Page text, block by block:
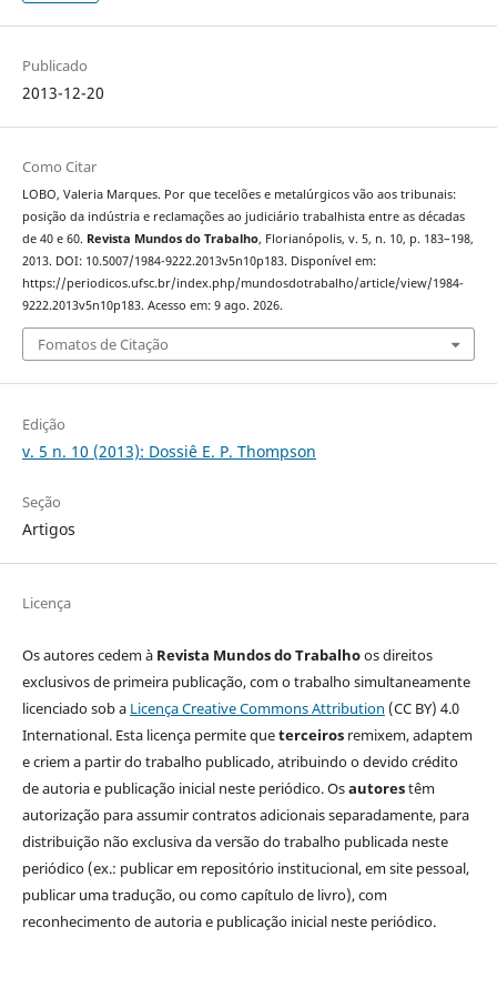
Publicado
2013-12-20
Como Citar
LOBO, Valeria Marques. Por que tecelões e metalúrgicos vão aos tribunais:
posição da indústria e reclamações ao judiciário trabalhista entre as décadas
de 40 e 60. Revista Mundos do Trabalho, Florianópolis, v. 5, n. 10, p. 183–198,
2013. DOI: 10.5007/1984-9222.2013v5n10p183. Disponível em:
https://periodicos.ufsc.br/index.php/mundosdotrabalho/article/view/1984-
9222.2013v5n10p183. Acesso em: 9 ago. 2026.
Fomatos de Citação
Edição
v. 5 n. 10 (2013): Dossiê E. P. Thompson
Seção
Artigos
Licença
Os autores cedem à Revista Mundos do Trabalhoos direitos
exclusivos de primeira publicação, com o trabalho simultaneamente
licenciado sob a Licença Creative Commons Attribution (CC BY) 4.0
International. Esta licença permite queterceirosremixem, adaptem
e criem a partir do trabalho publicado, atribuindo o devido crédito
de autoria e publicação inicial neste periódico. Osautorestêm
autorização para assumir contratos adicionais separadamente, para
distribuição não exclusiva da versão do trabalho publicada neste
periódico (ex.: publicar em repositório institucional, em site pessoal,
publicar uma tradução, ou como capítulo de livro), com
reconhecimento de autoria e publicação inicial neste periódico.